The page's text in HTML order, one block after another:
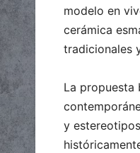
modelo en
cerámica
tradicionales
La propuesta
y